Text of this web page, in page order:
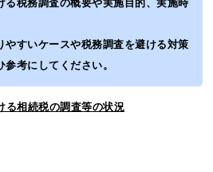
る税務調査の概要や実施目的、実施時
やすいケースや税務調査を避ける対策
考にしてください。
る相続税の調査等の状況